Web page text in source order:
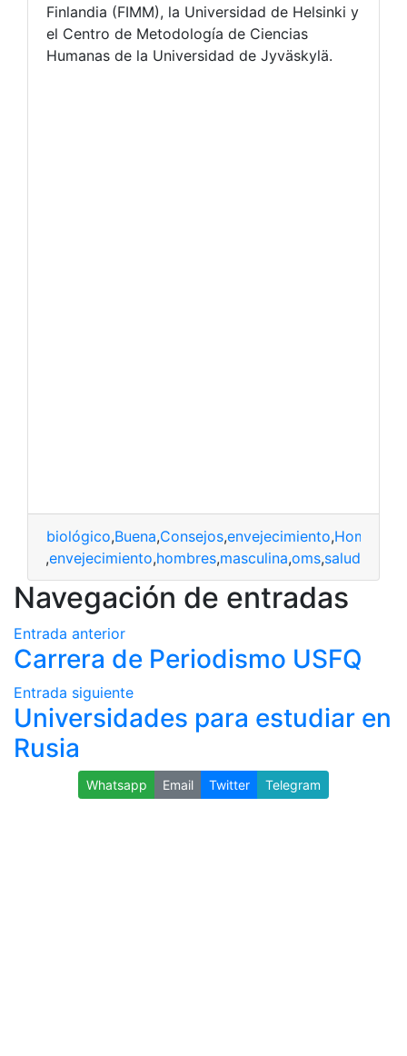
Finlandia (FIMM), la Universidad de Helsinki y
el Centro de Metodología de Ciencias
Humanas de la Universidad de Jyväskylä.
biológico,Buena,Consejos,envejecimiento,Hombres
,envejecimiento,hombres,masculina,oms,salud
Navegación de entradas
Entrada anterior
Carrera de Periodismo USFQ
Entrada siguiente
Universidades para estudiar en
Rusia
Whatsapp Email Twitter Telegram